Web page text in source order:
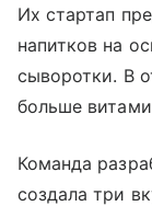
Их стартап
напитков на
сыворотки. В
больше
Команда
создала три